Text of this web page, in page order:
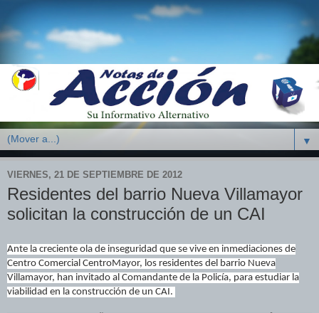
▼
VIERNES, 21 DE SEPTIEMBRE DE 2012
Residentes del barrio Nueva Villamayor
solicitan la construcción de un CAI
Ante la creciente ola de inseguridad que se vive en inmediaciones de
Centro Comercial CentroMayor, los residentes del barrio Nueva
Villamayor, han invitado al Comandante de la Policía, para estudiar la
viabilidad en la construcción de un CAI.